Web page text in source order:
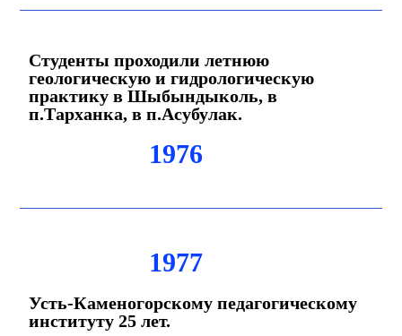
Студенты проходили летнюю
геологическую и гидрологическую
практику в Шыбындыколь, в
п.Тарханка, в п.Асубулак.
1976
1977
Усть-Каменогорскому педагогическому
институту 25 лет.